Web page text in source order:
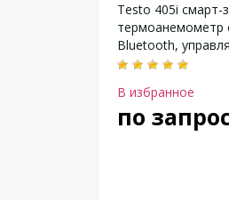
Testo 405i
термоанемометр
Bluetooth,
смартфона/
В избранное
по